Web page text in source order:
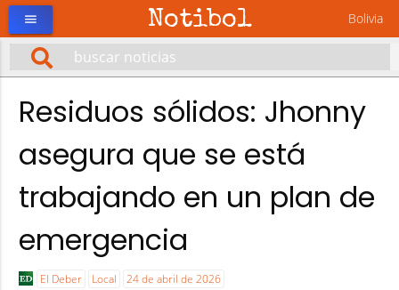
Notibol Bolivia
menu
Residuos sólidos: Jhonny
asegura que se está
trabajando en un plan de
emergencia
El Deber Local 24 de abril de 2026